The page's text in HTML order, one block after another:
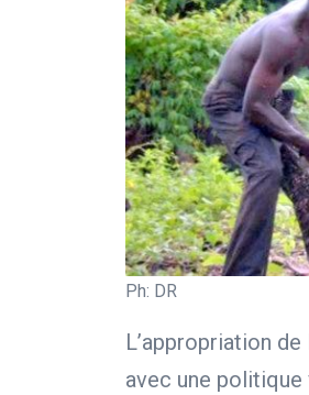
Ph: DR
L’appropriation
avec une